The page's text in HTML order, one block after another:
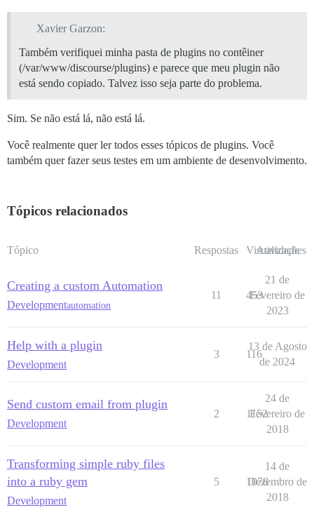
Xavier Garzon:
Também verifiquei minha pasta de plugins no contêiner
(/var/www/discourse/plugins) e parece que meu plugin não
está sendo copiado. Talvez isso seja parte do problema.
Sim. Se não está lá, não está lá.
Você realmente quer ler todos esses tópicos de plugins. Você
também quer fazer seus testes em um ambiente de desenvolvimento.
Tópicos relacionados
Tópico Respostas Visualizações
Atividade
Creating a custom Automation
Developmentautomation
11 453
21 de
Fevereiro de
2023
Help with a plugin
Development
3 116
13 de Agosto
de 2024
Send custom email from plugin
Development
2 1152
24 de
Fevereiro de
2018
Transforming simple ruby files
into a ruby gem
Development
5 1078
14 de
Dezembro de
2018